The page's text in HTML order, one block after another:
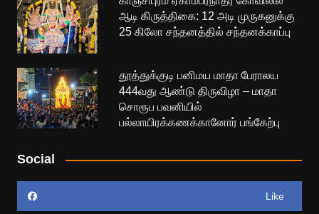
ஆடி கிருத்திகை: 12 அடி முருகனுக்கு
25 கிலோ சந்தனத்தில் சந்தனக்காப்பு
தூத்துக்குடி பனிமய மாதா பேராலய
444வது ஆண்டு திருவிழா – மாதா
சொரூப பவனியில்
பல்லாயிரக்கணக்கானோர் பங்கேற்பு
Social
Like